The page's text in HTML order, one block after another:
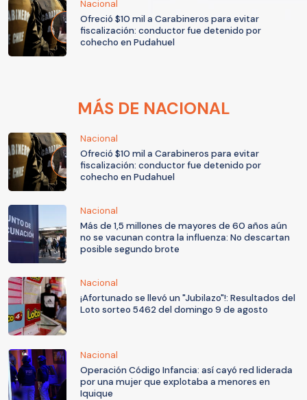
Nacional
Ofreció $10 mil a Carabineros para evitar
fiscalización: conductor fue detenido por
cohecho en Pudahuel
MÁS DE NACIONAL
Nacional
Ofreció $10 mil a Carabineros para evitar
fiscalización: conductor fue detenido por
cohecho en Pudahuel
Nacional
Más de 1,5 millones de mayores de 60 años aún
no se vacunan contra la influenza: No descartan
posible segundo brote
Nacional
¡Afortunado se llevó un "Jubilazo"!: Resultados del
Loto sorteo 5462 del domingo 9 de agosto
Nacional
Operación Código Infancia: así cayó red liderada
por una mujer que explotaba a menores en
Iquique